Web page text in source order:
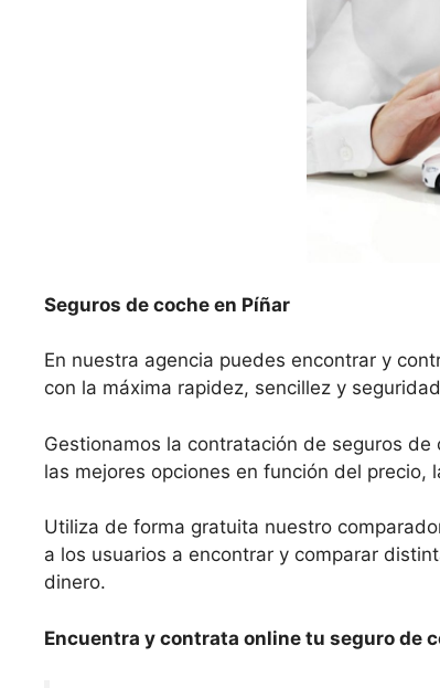
Seguros de coche en Píñar
En nuestra agencia puedes encontrar y
con la máxima rapidez, sencillez y
Gestionamos la contratación de seguros
las mejores opciones en función del
Utiliza de forma gratuita nuestro
a los usuarios a encontrar y comparar
dinero.
Encuentra y contrata online tu seguro de